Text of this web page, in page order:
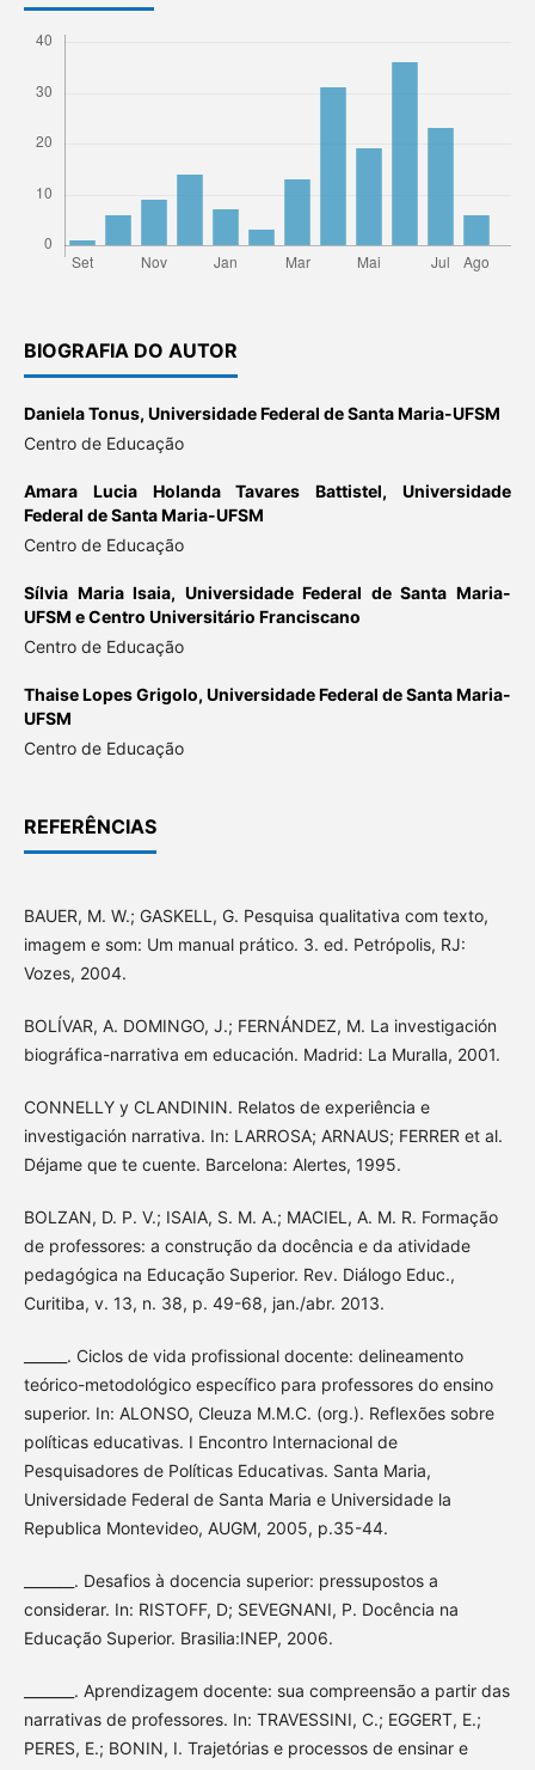
BIOGRAFIA DO AUTOR
Daniela Tonus, Universidade Federal de Santa Maria-UFSM
Centro de Educação
Amara Lucia Holanda Tavares Battistel,Universidade
Federal de Santa Maria-UFSM
Centro de Educação
Sílvia Maria Isaia, Universidade Federal de Santa Maria-
UFSM e Centro Universitário Franciscano
Centro de Educação
Thaise Lopes Grigolo, Universidade Federal de Santa Maria-
UFSM
Centro de Educação
REFERÊNCIAS
BAUER, M. W.; GASKELL, G. Pesquisa qualitativa com texto,
imagem e som: Um manual prático. 3. ed. Petrópolis, RJ:
Vozes, 2004.
BOLÍVAR, A. DOMINGO, J.; FERNÁNDEZ, M. La investigación
biográfica-narrativa em educación. Madrid: La Muralla, 2001.
CONNELLY y CLANDININ. Relatos de experiência e
investigación narrativa. In: LARROSA; ARNAUS; FERRER et al.
Déjame que te cuente. Barcelona: Alertes, 1995.
BOLZAN, D. P. V.; ISAIA, S. M. A.; MACIEL, A. M. R. Formação
de professores: a construção da docência e da atividade
pedagógica na Educação Superior. Rev. Diálogo Educ.,
Curitiba, v. 13, n. 38, p. 49-68, jan./abr. 2013.
______. Ciclos de vida profissional docente: delineamento
teórico-metodológico específico para professores do ensino
superior. In: ALONSO, Cleuza M.M.C. (org.). Reflexões sobre
políticas educativas. I Encontro Internacional de
Pesquisadores de Políticas Educativas. Santa Maria,
Universidade Federal de Santa Maria e Universidade la
Republica Montevideo, AUGM, 2005, p.35-44.
_______. Desafios à docencia superior: pressupostos a
considerar. In: RISTOFF, D; SEVEGNANI, P. Docência na
Educação Superior. Brasilia:INEP, 2006.
_______. Aprendizagem docente: sua compreensão a partir das
narrativas de professores. In: TRAVESSINI, C.; EGGERT, E.;
PERES, E.; BONIN, I. Trajetórias e processos de ensinar e